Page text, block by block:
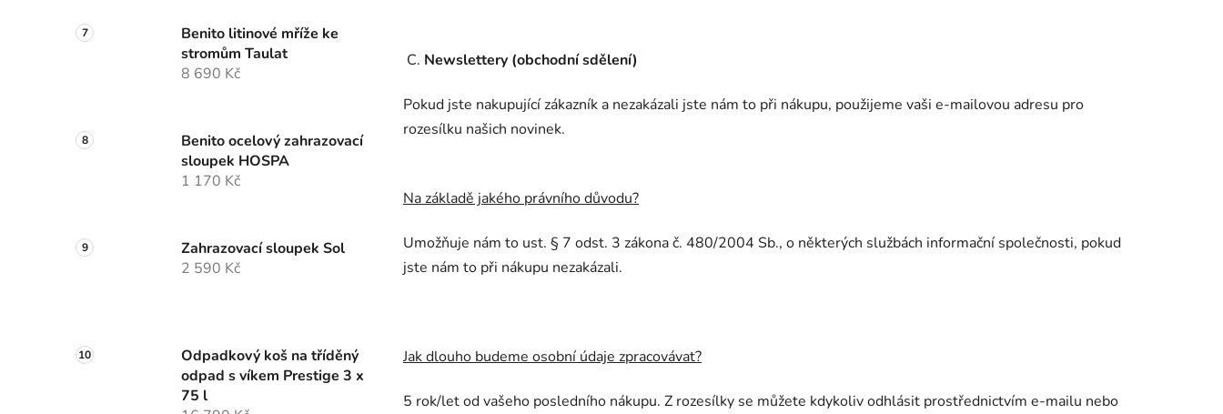
Benito litinové mříže ke
stromům Taulat
8 690 Kč
Benito ocelový zahrazovací
sloupek HOSPA
1 170 Kč
Zahrazovací sloupek Sol
2 590 Kč
Odpadkový koš na tříděný
odpad s víkem Prestige 3 x
75 l
C. Newslettery (obchodní sdělení)
Pokud jste nakupující zákazník a nezakázali jste nám to při nákupu, použijeme vaši e-mailovou adresu pro
rozesílku našich novinek.
Na základě jakého právního důvodu?
Umožňuje nám to ust. § 7 odst. 3 zákona č. 480/2004 Sb., o některých službách informační společnosti, pokud
jste nám to při nákupu nezakázali.
Jak dlouho budeme osobní údaje zpracovávat?
5 rok/let od vašeho posledního nákupu. Z rozesílky se můžete kdykoliv odhlásit prostřednictvím e-mailu nebo